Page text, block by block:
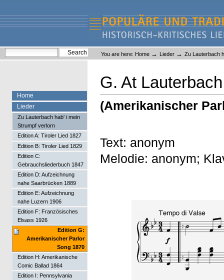
content.
navigation
Liederlexikon
Personal
tools
You are here: Home → Lieder → Zu Lauterbach
G. At
(Amerikanischer
Text: anonym
Melodie: anonym;
Home
Lieder
Zu Lauterbach hab' i mein
Strumpf verlorn
Edition A: Tiroler Lied 1827
Edition B: Tiroler Lied 1829
Edition C:
Gebrauchsliederbuch 1847
Edition D: Aufzeichnung
nahe Saarbrücken 1889
Edition E: Aufzeichnung
nahe Luzern 1906
Edition F: Französisches
Elsass 1926
Edition G:
Amerikanischer Parlor
Song 1870
Edition H: Amerikanische
Comic Ballad 1864
Edition I: Pennsylvania